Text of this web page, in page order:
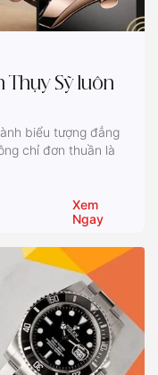
Thụy Sỹ luôn
biểu tượng đẳng
chỉ đơn thuần là
Xem
Ngay